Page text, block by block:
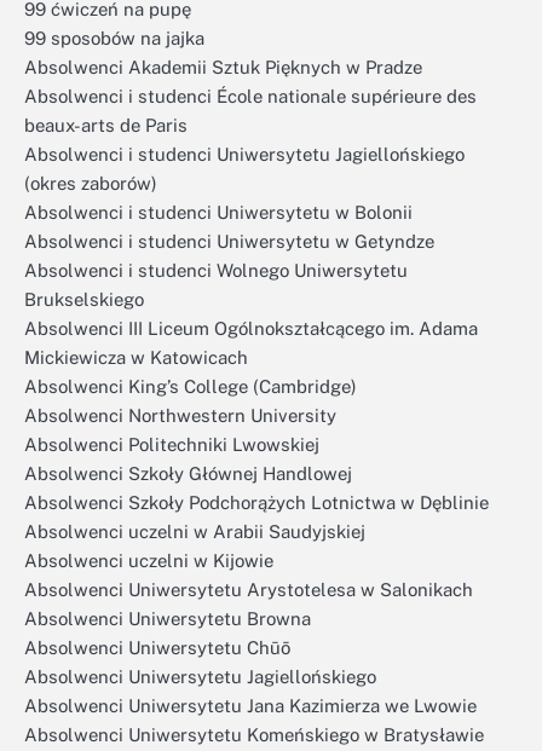
99 ćwiczeń na pupę
99 sposobów na jajka
Absolwenci Akademii Sztuk Pięknych w Pradze
Absolwenci i studenci École nationale supérieure des
beaux-arts de Paris
Absolwenci i studenci Uniwersytetu Jagiellońskiego
(okres zaborów)
Absolwenci i studenci Uniwersytetu w Bolonii
Absolwenci i studenci Uniwersytetu w Getyndze
Absolwenci i studenci Wolnego Uniwersytetu
Brukselskiego
Absolwenci III Liceum Ogólnokształcącego im. Adama
Mickiewicza w Katowicach
Absolwenci King’s College (Cambridge)
Absolwenci Northwestern University
Absolwenci Politechniki Lwowskiej
Absolwenci Szkoły Głównej Handlowej
Absolwenci Szkoły Podchorążych Lotnictwa w Dęblinie
Absolwenci uczelni w Arabii Saudyjskiej
Absolwenci uczelni w Kijowie
Absolwenci Uniwersytetu Arystotelesa w Salonikach
Absolwenci Uniwersytetu Browna
Absolwenci Uniwersytetu Chūō
Absolwenci Uniwersytetu Jagiellońskiego
Absolwenci Uniwersytetu Jana Kazimierza we Lwowie
Absolwenci Uniwersytetu Komeńskiego w Bratysławie